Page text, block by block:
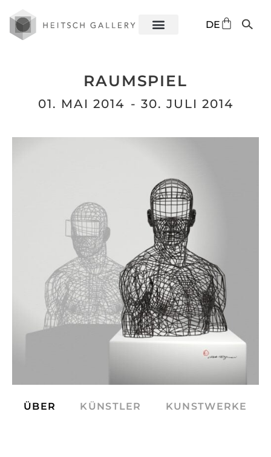
DE
ES
RAUMSPIEL
01. MAI 2014 - 30. JULI 2014
ÜBER KÜNSTLER KUNSTWERKE